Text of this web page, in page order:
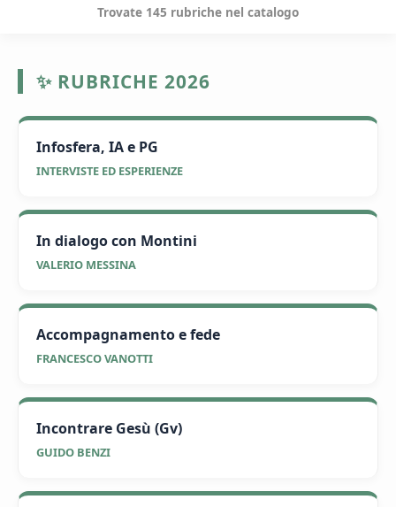
Trovate 145 rubriche nel catalogo
✨ RUBRICHE 2026
Infosfera, IA e PG
INTERVISTE ED ESPERIENZE
In dialogo con Montini
VALERIO MESSINA
Accompagnamento e fede
FRANCESCO VANOTTI
Incontrare Gesù (Gv)
GUIDO BENZI